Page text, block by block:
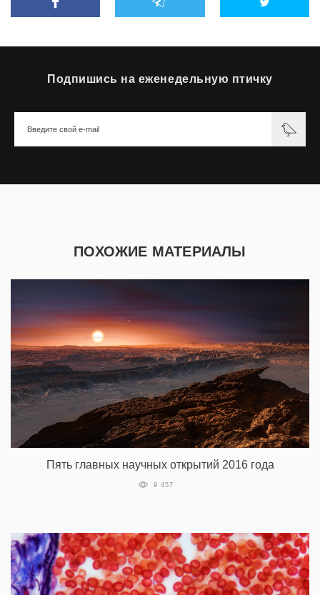
Подпишись на еженедельную птичку
ПОХОЖИЕ МАТЕРИАЛЫ
Пять главных научных открытий 2016 года
9 457